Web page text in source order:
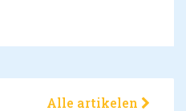
Alle artikelen